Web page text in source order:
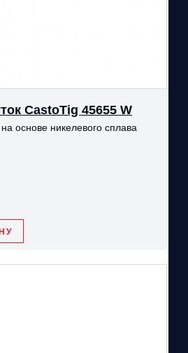
CastoTig 45655 W
основе никелевого сплава